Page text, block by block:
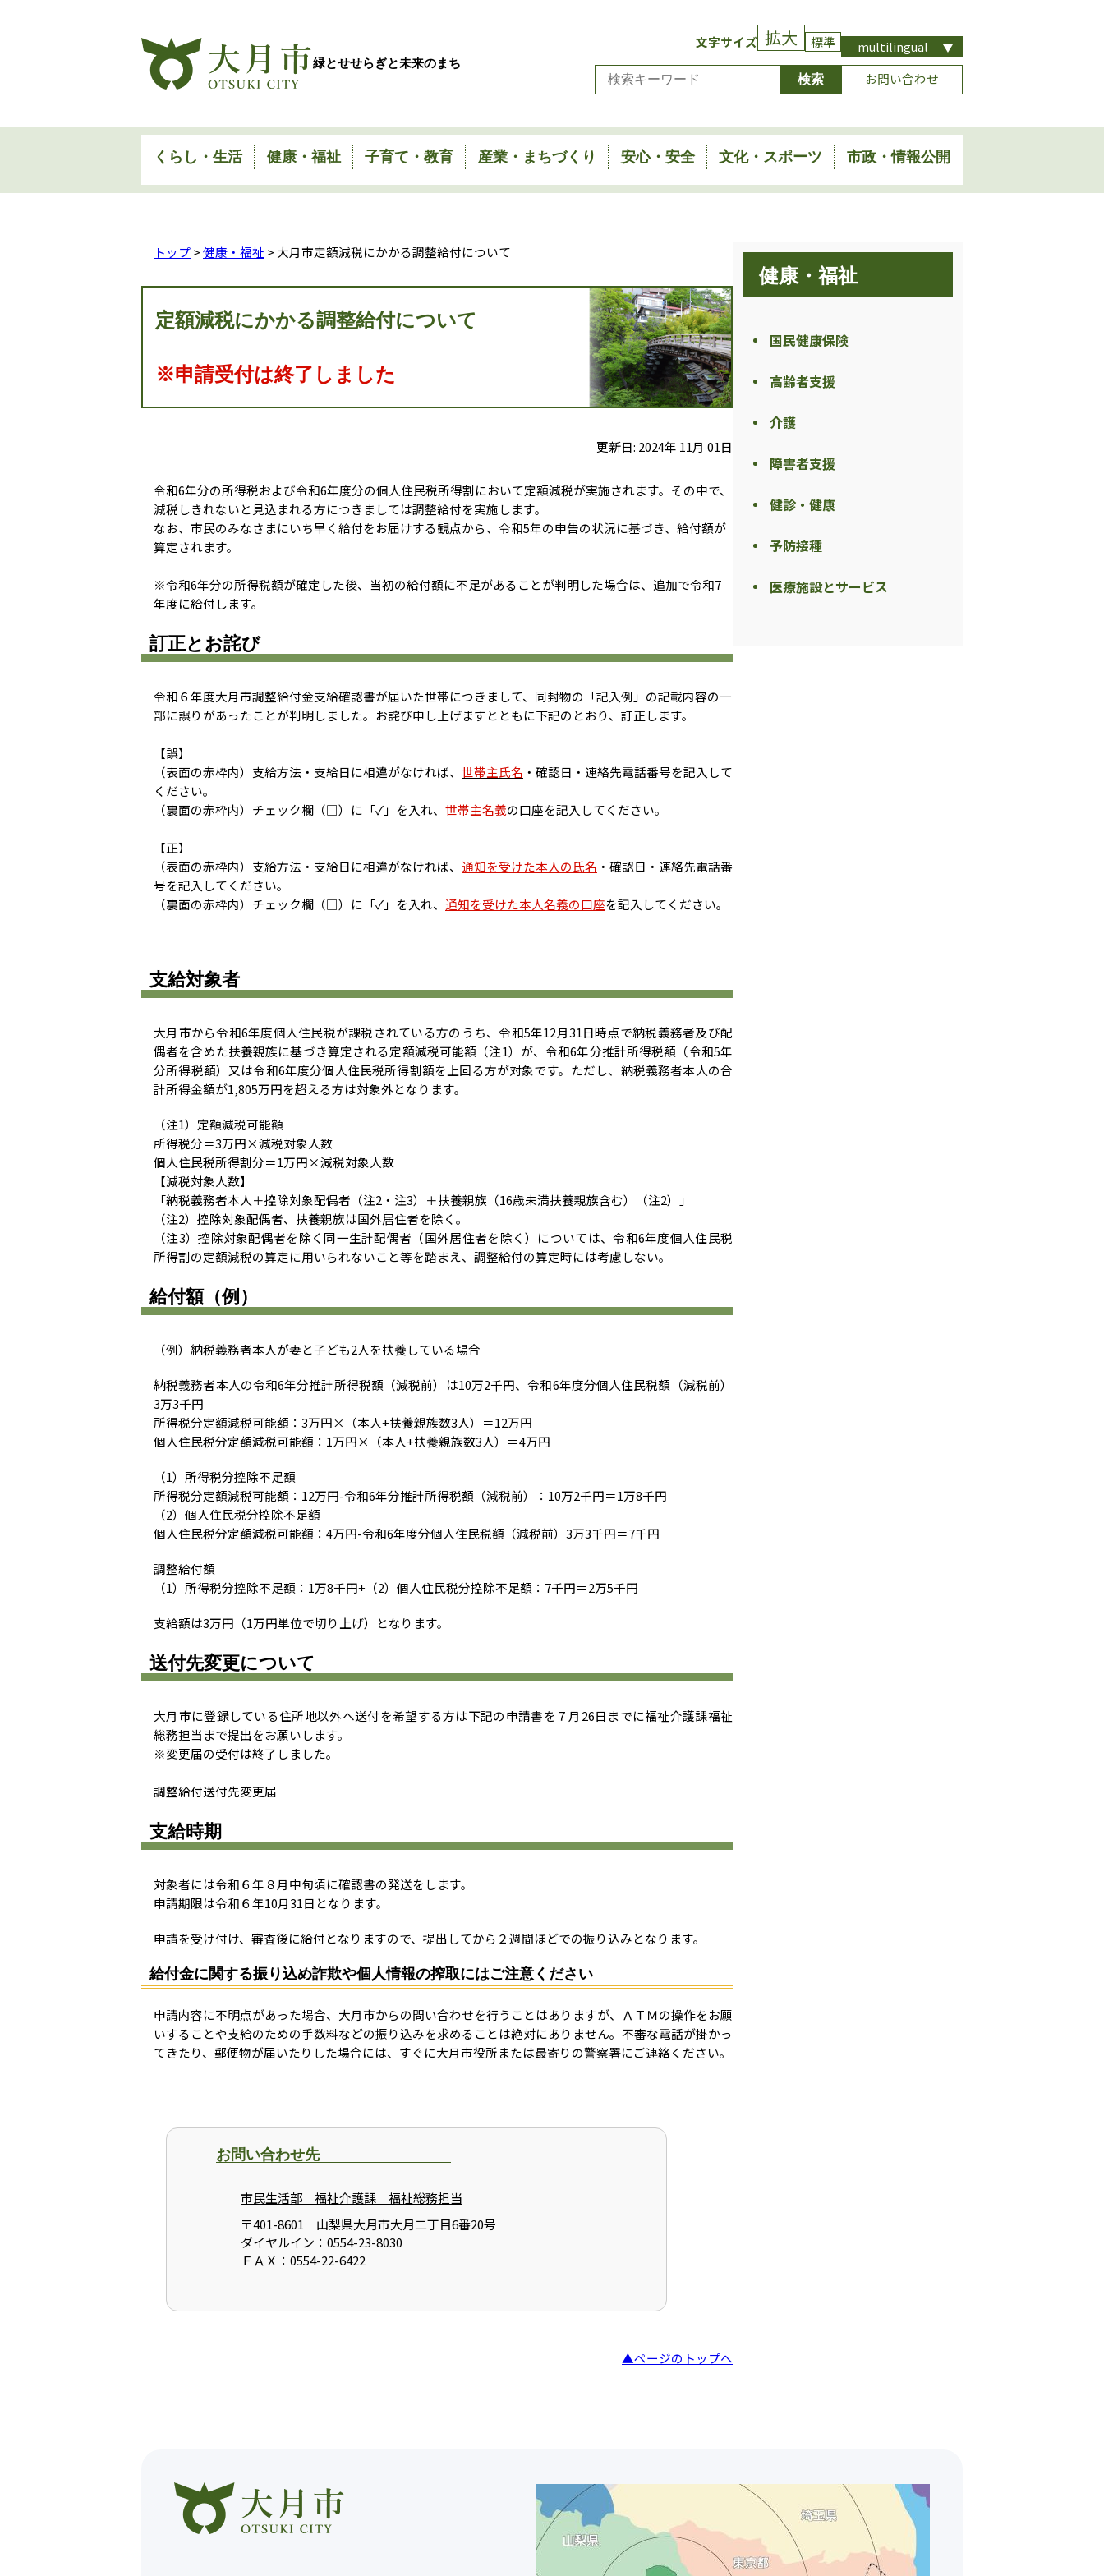
緑とせせらぎと未来のまち
文字サイズ 拡大 標準
multilingual
お問い合わせ
くらし・生活 健康・福祉 子育て・教育 産業・まちづくり 安心・安全 文化・スポーツ 市政・情報公開
トップ>健康・福祉 > 大月市定額減税にかかる調整給付について
定額減税にかかる調整給付について
※申請受付は終了しました
更新日: 2024年 11月 01日
令和6年分の所得税および令和6年度分の個人住民税所得割において定額減税が実施されます。その中で、
減税しきれないと見込まれる方につきましては調整給付を実施します。
なお、市民のみなさまにいち早く給付をお届けする観点から、令和5年の申告の状況に基づき、給付額が
算定されます。
※令和6年分の所得税額が確定した後、当初の給付額に不足があることが判明した場合は、追加で令和7
年度に給付します。
訂正とお詫び
令和６年度大月市調整給付金支給確認書が届いた世帯につきまして、同封物の「記入例」の記載内容の一
部に誤りがあったことが判明しました。お詫び申し上げますとともに下記のとおり、訂正します。
【誤】
（表面の赤枠内）支給方法・支給日に相違がなければ、 世帯主氏名 ・確認日・連絡先電話番号を記入して
ください。
（裏面の赤枠内）チェック欄（□）に「✓」を入れ、 世帯主名義の口座を記入してください。
【正】
（表面の赤枠内）支給方法・支給日に相違がなければ、 通知を受けた本人の氏名 ・確認日・連絡先電話番
号を記入してください。
（裏面の赤枠内）チェック欄（□）に「✓」を入れ、 通知を受けた本人名義の口座を記入してください。
支給対象者
大月市から令和6年度個人住民税が課税されている方のうち、令和5年12月31日時点で納税義務者及び配
偶者を含めた扶養親族に基づき算定される定額減税可能額（注1）が、令和6年分推計所得税額（令和5年
分所得税額）又は令和6年度分個人住民税所得割額を上回る方が対象です。ただし、納税義務者本人の合
計所得金額が1,805万円を超える方は対象外となります。
（注1）定額減税可能額
所得税分＝3万円×減税対象人数
個人住民税所得割分＝1万円×減税対象人数
【減税対象人数】
「納税義務者本人＋控除対象配偶者（注2・注3）＋扶養親族（16歳未満扶養親族含む）（注2）」
（注2）控除対象配偶者、扶養親族は国外居住者を除く。
（注3）控除対象配偶者を除く同一生計配偶者（国外居住者を除く）については、令和6年度個人住民税
所得割の定額減税の算定に用いられないこと等を踏まえ、調整給付の算定時には考慮しない。
給付額（例）
（例）納税義務者本人が妻と子ども2人を扶養している場合
納税義務者本人の令和6年分推計所得税額（減税前）は10万2千円、令和6年度分個人住民税額（減税前）
3万3千円
所得税分定額減税可能額：3万円×（本人+扶養親族数3人）＝12万円
個人住民税分定額減税可能額：1万円×（本人+扶養親族数3人）＝4万円
（1）所得税分控除不足額
所得税分定額減税可能額：12万円-令和6年分推計所得税額（減税前）：10万2千円＝1万8千円
（2）個人住民税分控除不足額
個人住民税分定額減税可能額：4万円-令和6年度分個人住民税額（減税前）3万3千円＝7千円
調整給付額
（1）所得税分控除不足額：1万8千円+（2）個人住民税分控除不足額：7千円＝2万5千円
支給額は3万円（1万円単位で切り上げ）となります。
送付先変更について
大月市に登録している住所地以外へ送付を希望する方は下記の申請書を７月26日までに福祉介護課福祉
総務担当まで提出をお願いします。
※変更届の受付は終了しました。
調整給付送付先変更届
支給時期
対象者には令和６年８月中旬頃に確認書の発送をします。
申請期限は令和６年10月31日となります。
申請を受け付け、審査後に給付となりますので、提出してから２週間ほどでの振り込みとなります。
給付金に関する振り込め詐欺や個人情報の搾取にはご注意ください
申請内容に不明点があった場合、大月市からの問い合わせを行うことはありますが、ＡＴＭの操作をお願
いすることや支給のための手数料などの振り込みを求めることは絶対にありません。不審な電話が掛かっ
てきたり、郵便物が届いたりした場合には、すぐに大月市役所または最寄りの警察署にご連絡ください。
お問い合わせ先
市民生活部 福祉介護課 福祉総務担当
〒401-8601 山梨県大月市大月二丁目6番20号
ダイヤルイン：0554-23-8030
ＦＡＸ：0554-22-6422
▲ページのトップへ
健康・福祉
国民健康保険
高齢者支援
介護
障害者支援
健診・健康
予防接種
医療施設とサービス